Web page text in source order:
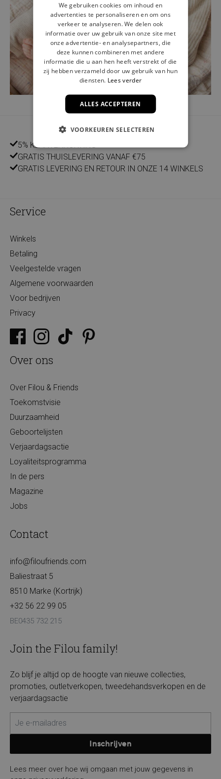
5% KLANTENKORTING
GRATIS THUISLEVERING VANAF €75
GRATIS LEVERING EN RETOUR IN ONZE 14 WINKELS
Service
Winkels
Betaling
Veelgestelde vragen
Algemene voorwaarden
Voor bedrijven
Privacy
Over ons
Over Filou & Friends
Toekomstvisie
Duurzaamheid
Geboortelijsten
Verjaardagsactie
Loyaliteitsprogramma
In de pers
Magazine
Jobs
Contact
info@filoufriends.com
Baliestraat 5
8510 Marke (Kortrijk)
+32 56 22 99 05
BE0435 732 215
Join the Filou family!
Zo blijf je altijd op de hoogte van nieuwe collecties,
promoties, outletverkopen, tweedehandsverkopen en de
verjaardagsactie
Inschrijven
Lees meer over hoe wij omgaan met jouw gegevens in
We gebruiken cookies om inhoud en
advertenties te personaliseren en om ons
verkeer te analyseren. We delen ook
informatie over uw gebruik van onze site met
onze advertentie- en analysepartners, die
deze kunnen combineren met andere
informatie die u aan hen heeft verstrekt of die
zij hebben verzameld door uw gebruik van hun
diensten. Lees verder
ALLES ACCEPTEREN
VOORKEUREN SELECTEREN